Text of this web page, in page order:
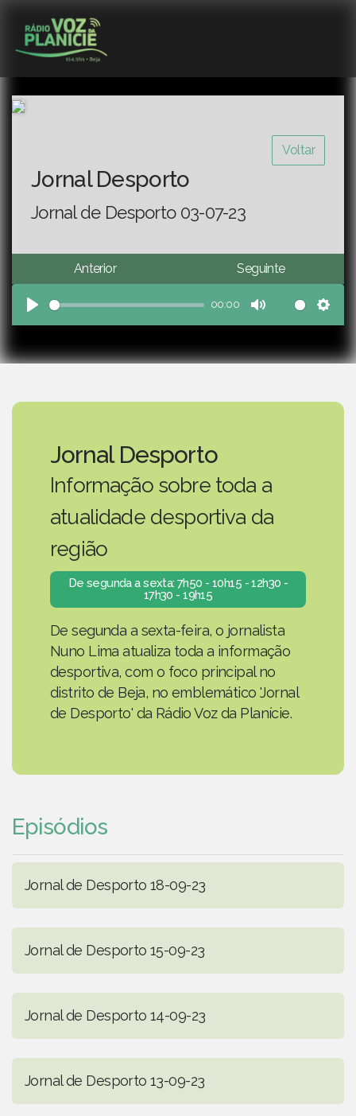
Voltar
Jornal Desporto
Jornal de Desporto 03-07-23
Anterior Seguinte
Play
00:00
Mute
Jornal Desporto
Informação sobre toda a
atualidade desportiva da
região
De segunda a sexta: 7h50 - 10h15 - 12h30 -
17h30 - 19h15
De segunda a sexta-feira, o jornalista
Nuno Lima atualiza toda a informação
desportiva, com o foco principal no
distrito de Beja, no emblemático 'Jornal
de Desporto' da Rádio Voz da Planície.
Episódios
Jornal de Desporto 18-09-23
Jornal de Desporto 15-09-23
Jornal de Desporto 14-09-23
Jornal de Desporto 13-09-23